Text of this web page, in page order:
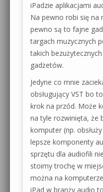
iPadzie aplikacjami
Na pewno robi się na
pewno są to fajne
targach muzycznych
takich
gadżetów.
Jedyne co mnie
obsługujący VST bo
krok na przód. Może
na tyle rozwinięta, że
komputer (np.
lepsze komponenty
sprzętu dla audiofili
stoimy trochę w
można na
iPad w branży audio